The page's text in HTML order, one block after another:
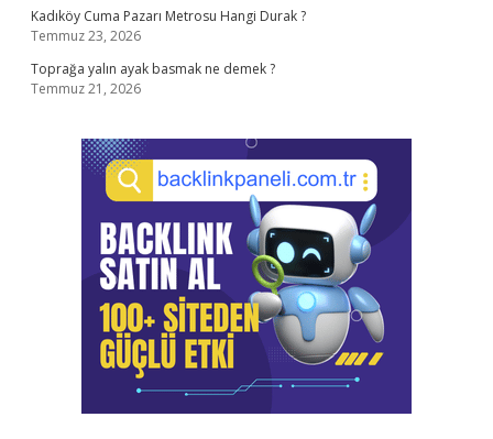
Kadıköy Cuma Pazarı Metrosu Hangi Durak ?
Temmuz 23, 2026
Toprağa yalın ayak basmak ne demek ?
Temmuz 21, 2026